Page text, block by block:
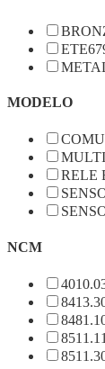
MODELO
RELE
NCM